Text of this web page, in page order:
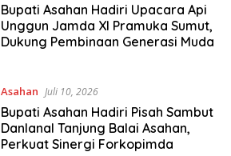
Bupati Asahan Hadiri Upacara Api
Unggun Jamda XI Pramuka Sumut,
Dukung Pembinaan Generasi Muda
Asahan Juli 10, 2026
Bupati Asahan Hadiri Pisah Sambut
Danlanal Tanjung Balai Asahan,
Perkuat Sinergi Forkopimda